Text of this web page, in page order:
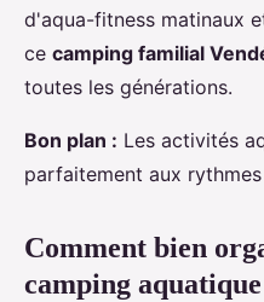
d'aqua-fitness matinaux
ce camping familial
toutes les générations.
Bon plan : Les activités
parfaitement aux
Comment bien
camping aquatique